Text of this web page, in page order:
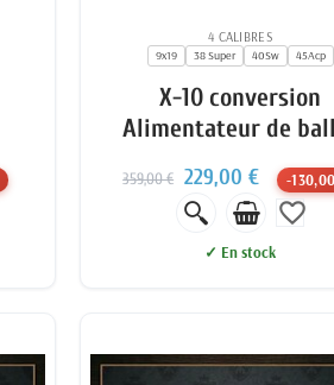
4 CALIBRES
9x19 38 Super 40Sw 45Acp
X-10 conversion
Alimentateur de
359,00 € 229,00 € -
favorite_border
✓ En stock